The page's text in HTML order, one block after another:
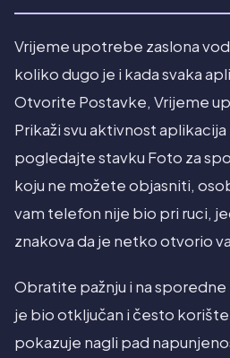
Vrijeme upotrebe zaslona
koliko dugo je i kada svaka
Otvorite Postavke, Vrijeme
Prikaži svu aktivnost
pogledajte stavku Foto za
koju ne možete objasniti,
vam telefon nije bio pri ruci,
znakova da je netko otvorio
Obratite pažnju i na
je bio otključan i često
pokazuje nagli pad